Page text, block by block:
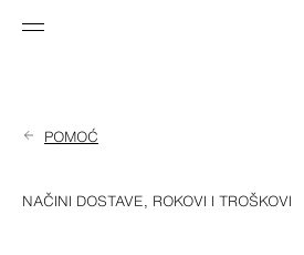
POMOĆ
NAČINI DOSTAVE, ROKOVI I TROŠKOVI